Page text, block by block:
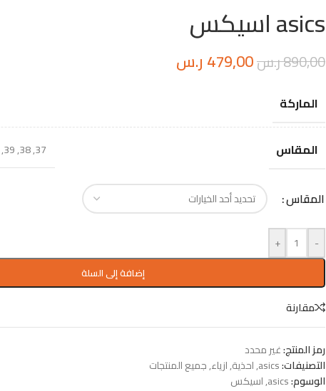
asics اسيكس
890,00ر.س479,00 ر.س
الماركة
المقاس 37
,
38
,
39
,
المقاس
-
+
إضافة إلى السلة
مقارنة
رمز المنتج:غير محدد
التصنيفات:asics
,احذية,ازياء,جميع المنتجات
الوسوم:asics
,اسيكس